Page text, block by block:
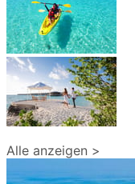
Alle anzeigen >